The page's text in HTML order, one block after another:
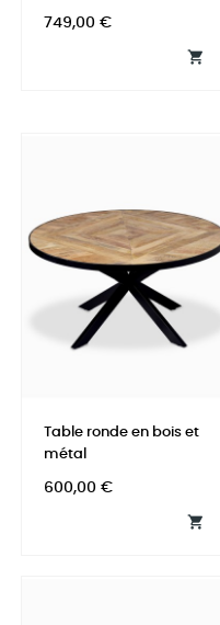
Prix
749,00 €

Table ronde en bois et
métal
Prix
600,00 €
